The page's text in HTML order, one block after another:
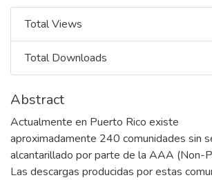
Total Views
Total Views
Total Downloads
Total Downloads
Abstract
Actualmente en Puerto Rico existe
aproximadamente 240 comunidades sin
alcantarillado por parte de la AAA (Non-
Las descargas producidas por estas